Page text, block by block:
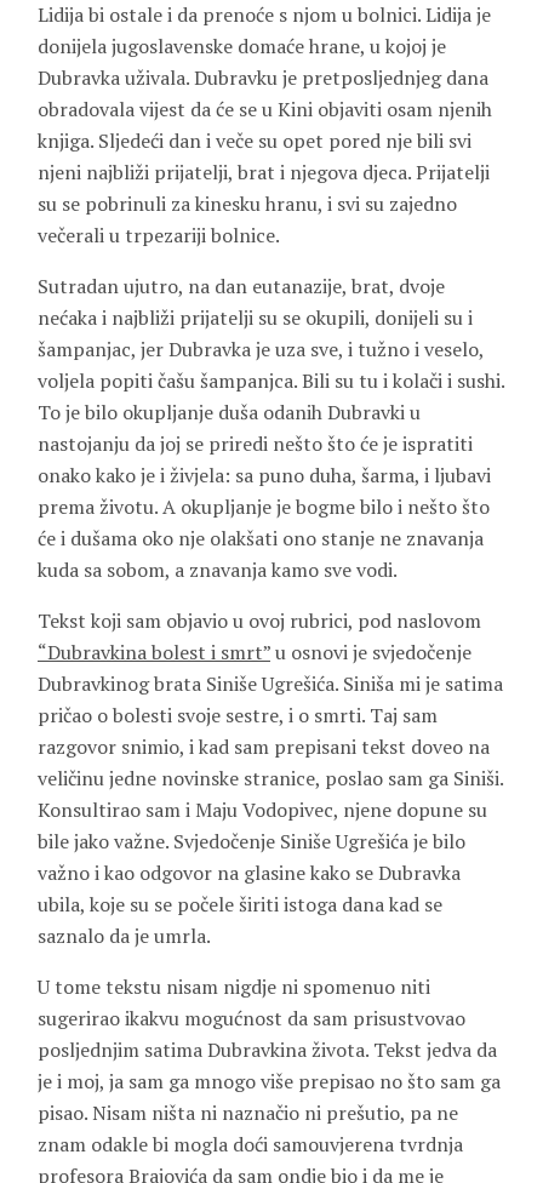
Lidija bi ostale i da prenoće s njom u bolnici. Lidija je
donijela jugoslavenske domaće hrane, u kojoj je
Dubravka uživala. Dubravku je pretposljednjeg dana
obradovala vijest da će se u Kini objaviti osam njenih
knjiga. Sljedeći dan i veče su opet pored nje bili svi
njeni najbliži prijatelji, brat i njegova djeca. Prijatelji
su se pobrinuli za kinesku hranu, i svi su zajedno
večerali u trpezariji bolnice.
Sutradan ujutro, na dan eutanazije, brat, dvoje
nećaka i najbliži prijatelji su se okupili, donijeli su i
šampanjac, jer Dubravka je uza sve, i tužno i veselo,
voljela popiti čašu šampanjca. Bili su tu i kolači i sushi.
To je bilo okupljanje duša odanih Dubravki u
nastojanju da joj se priredi nešto što će je ispratiti
onako kako je i živjela: sa puno duha, šarma, i ljubavi
prema životu. A okupljanje je bogme bilo i nešto što
će i dušama oko nje olakšati ono stanje ne znavanja
kuda sa sobom, a znavanja kamo sve vodi.
Tekst koji sam objavio u ovoj rubrici, pod naslovom
“Dubravkina bolest i smrt”u osnovi je svjedočenje
Dubravkinog brata Siniše Ugrešića. Siniša mi je satima
pričao o bolesti svoje sestre, i o smrti. Taj sam
razgovor snimio, i kad sam prepisani tekst doveo na
veličinu jedne novinske stranice, poslao sam ga Siniši.
Konsultirao sam i Maju Vodopivec, njene dopune su
bile jako važne. Svjedočenje Siniše Ugrešića je bilo
važno i kao odgovor na glasine kako se Dubravka
ubila, koje su se počele širiti istoga dana kad se
saznalo da je umrla.
U tome tekstu nisam nigdje ni spomenuo niti
sugerirao ikakvu mogućnost da sam prisustvovao
posljednjim satima Dubravkina života. Tekst jedva da
je i moj, ja sam ga mnogo više prepisao no što sam ga
pisao. Nisam ništa ni naznačio ni prešutio, pa ne
znam odakle bi mogla doći samouvjerena tvrdnja
profesora Brajovića da sam ondje bio i da me je